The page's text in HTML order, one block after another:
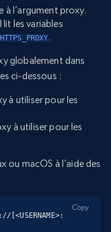
à l’argument proxy.
lit les variables
HTTPS_PROXY .
globalement dans
ci-dessous :
à utiliser pour les
à utiliser pour les
ou macOS à l’aide des
[<USERNAME>:
Copy